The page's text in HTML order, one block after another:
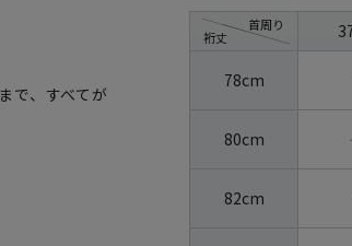
で、すべてが
裄丈
首周り
78cm
80cm
82cm